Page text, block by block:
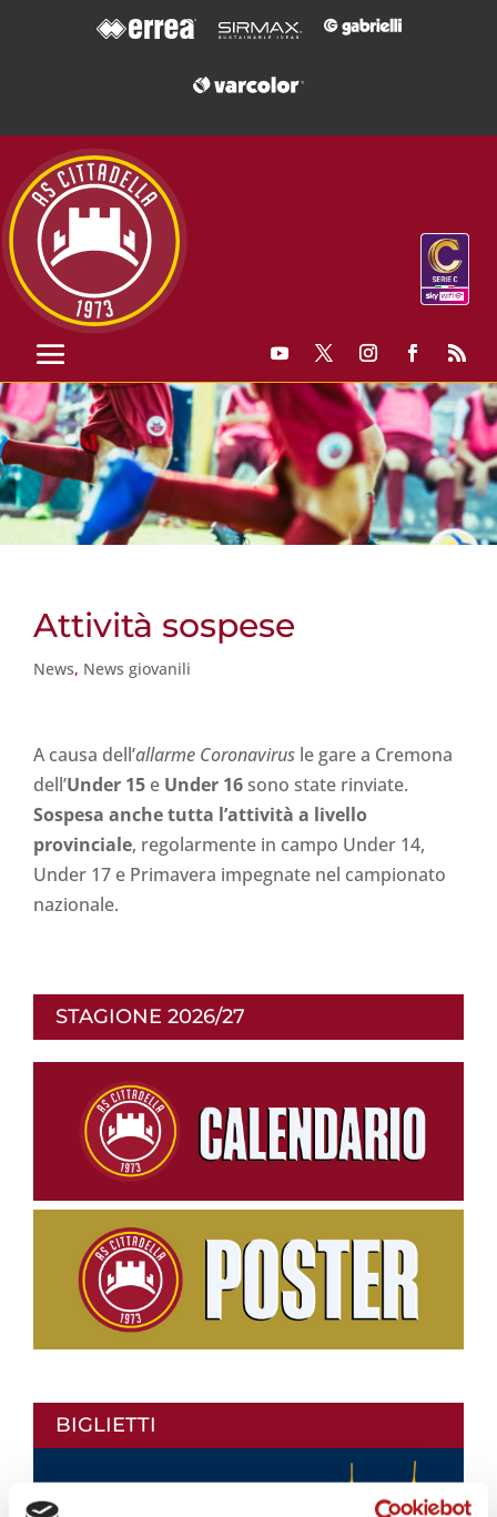
Attività sospese
News, News giovanili
A causa dell’allarme Coronavirus le gare a Cremona
dell’Under 15 e Under 16sono state rinviate.
Sospesa anche tutta l’attività a livello
provinciale, regolarmente in campo Under 14,
Under 17 e Primavera impegnate nel campionato
nazionale.
STAGIONE 2026/27
BIGLIETTI